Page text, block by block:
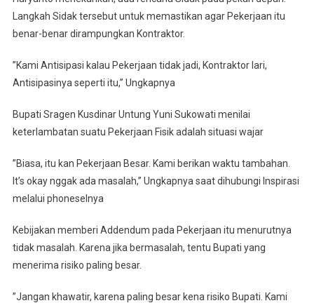
Langkah Sidak tersebut untuk memastikan agar Pekerjaan itu
benar-benar dirampungkan Kontraktor.
”Kami Antisipasi kalau Pekerjaan tidak jadi, Kontraktor lari,
Antisipasinya seperti itu,” Ungkapnya
Bupati Sragen Kusdinar Untung Yuni Sukowati menilai
keterlambatan suatu Pekerjaan Fisik adalah situasi wajar
”Biasa, itu kan Pekerjaan Besar. Kami berikan waktu tambahan.
It’s okay nggak ada masalah,” Ungkapnya saat dihubungi Inspirasi
melalui phoneselnya
Kebijakan memberi Addendum pada Pekerjaan itu menurutnya
tidak masalah. Karena jika bermasalah, tentu Bupati yang
menerima risiko paling besar.
”Jangan khawatir, karena paling besar kena risiko Bupati. Kami